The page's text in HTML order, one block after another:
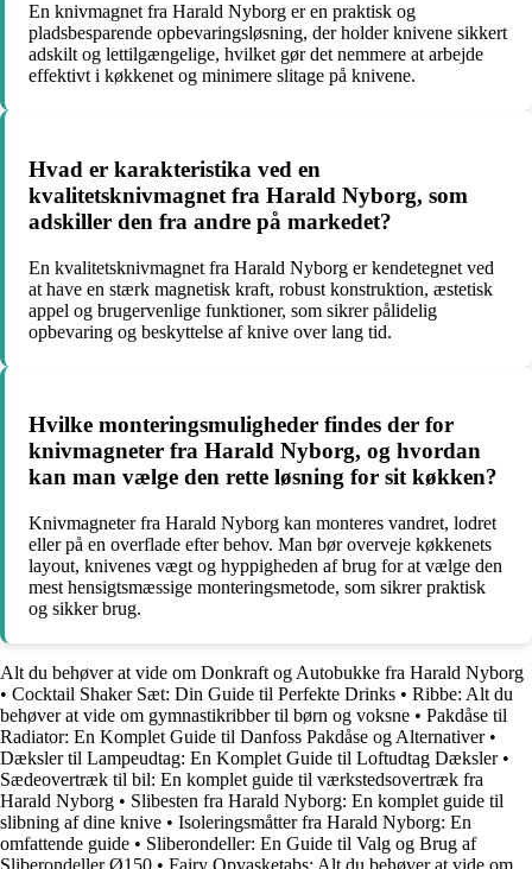
En knivmagnet fra Harald Nyborg er en praktisk og
pladsbesparende opbevaringsløsning, der holder knivene sikkert
adskilt og lettilgængelige, hvilket gør det nemmere at arbejde
effektivt i køkkenet og minimere slitage på knivene.
Hvad er karakteristika ved en
kvalitetsknivmagnet fra Harald Nyborg, som
adskiller den fra andre på markedet?
En kvalitetsknivmagnet fra Harald Nyborg er kendetegnet ved
at have en stærk magnetisk kraft, robust konstruktion, æstetisk
appel og brugervenlige funktioner, som sikrer pålidelig
opbevaring og beskyttelse af knive over lang tid.
Hvilke monteringsmuligheder findes der for
knivmagneter fra Harald Nyborg, og hvordan
kan man vælge den rette løsning for sit køkken?
Knivmagneter fra Harald Nyborg kan monteres vandret, lodret
eller på en overflade efter behov. Man bør overveje køkkenets
layout, knivenes vægt og hyppigheden af brug for at vælge den
mest hensigtsmæssige monteringsmetode, som sikrer praktisk
og sikker brug.
Alt du behøver at vide om Donkraft og Autobukke fra Harald Nyborg
• Cocktail Shaker Sæt: Din Guide til Perfekte Drinks • Ribbe: Alt du
behøver at vide om gymnastikribber til børn og voksne • Pakdåse til
Radiator: En Komplet Guide til Danfoss Pakdåse og Alternativer•
Dæksler til Lampeudtag: En Komplet Guide til Loftudtag Dæksler•
Sædeovertræk til bil: En komplet guide til værkstedsovertræk fra
Harald Nyborg • Slibesten fra Harald Nyborg: En komplet guide til
slibning af dine knive • Isoleringsmåtter fra Harald Nyborg: En
omfattende guide • Sliberondeller: En Guide til Valg og Brug af
Sliberondeller Ø150 • Fairy Opvasketabs: Alt du behøver at vide om